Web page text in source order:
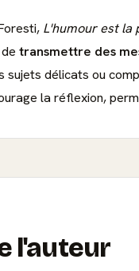
L'humour est la
transmettre des
sujets délicats ou
la réflexion,
l'auteur